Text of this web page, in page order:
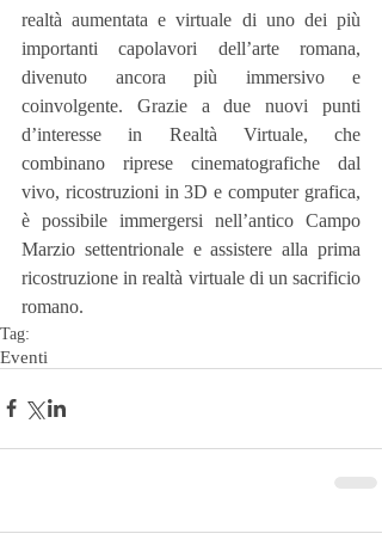
realtà aumentata e virtuale di uno dei più
importanti capolavori dell’arte romana,
divenuto ancora più immersivo e
coinvolgente. Grazie a due nuovi punti
d’interesse in Realtà Virtuale, che
combinano riprese cinematografiche dal
vivo, ricostruzioni in 3D e computer grafica,
è possibile immergersi nell’antico Campo
Marzio settentrionale e assistere alla prima
ricostruzione in realtà virtuale di un sacrificio
romano.
Tag:
Eventi